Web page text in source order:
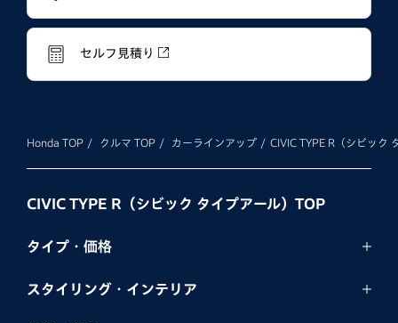
セルフ見積り
Honda TOP クルマ TOP カーラインアップ CIVIC TYPE R（シビック
CIVIC TYPE R（シビック タイプアール）TOP
タイプ・価格
スタイリング・ インテリア